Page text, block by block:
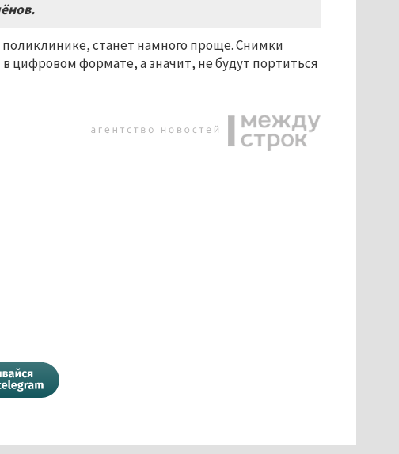
станет намного проще. Снимки
цифровом формате, а значит, не будут портиться